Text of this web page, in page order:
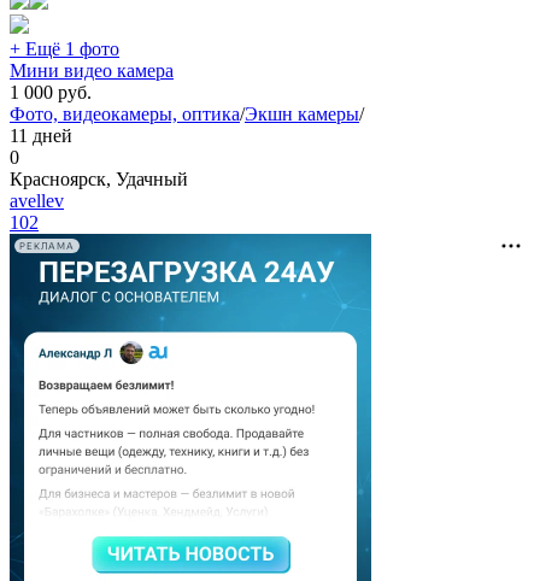
+ Ещё 1 фото
Мини видео камера
1 000 руб.
Фото, видеокамеры, оптика/Экшн камеры/
11 дней
0
Красноярск, Удачный
avellev
102
РЕКЛАМА